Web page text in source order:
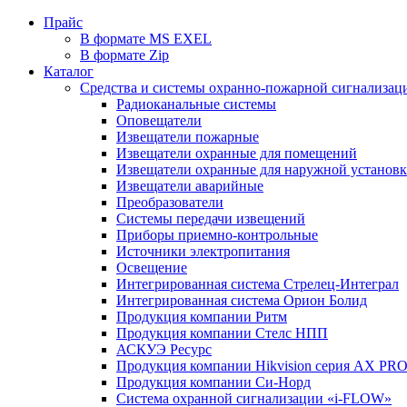
Прайс
В формате MS EXEL
В формате Zip
Каталог
Средства и системы охранно-пожарной
Радиоканальные системы
Оповещатели
Извещатели пожарные
Извещатели охранные для помещений
Извещатели охранные для наружной
Извещатели аварийные
Преобразователи
Системы передачи извещений
Приборы приемно-контрольные
Источники электропитания
Освещение
Интегрированная система Стрелец-Интеграл
Интегрированная система Орион Болид
Продукция компании Ритм
Продукция компании Стелс НПП
АСКУЭ Ресурс
Продукция компании Hikvision серия AX PRO
Продукция компании Си-Норд
Система охранной сигнализации «i-FLOW»